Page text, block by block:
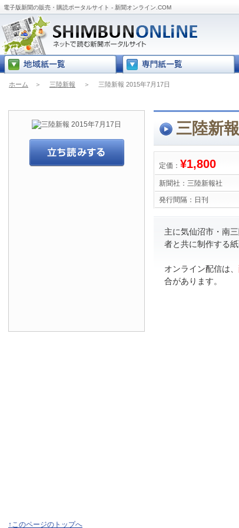
電子版新聞の販売・購読ポータルサイト - 新聞オンライン.COM
ホーム ＞ 三陸新報 ＞ 三陸新報 2015年7月17日
三陸新
定価： ¥1,800
新聞社： 三陸新報社
発行間隔： 日刊
主に気仙沼市・南
者と共に制作する
オンライン配信は、
合があります。
↑このページのトップへ